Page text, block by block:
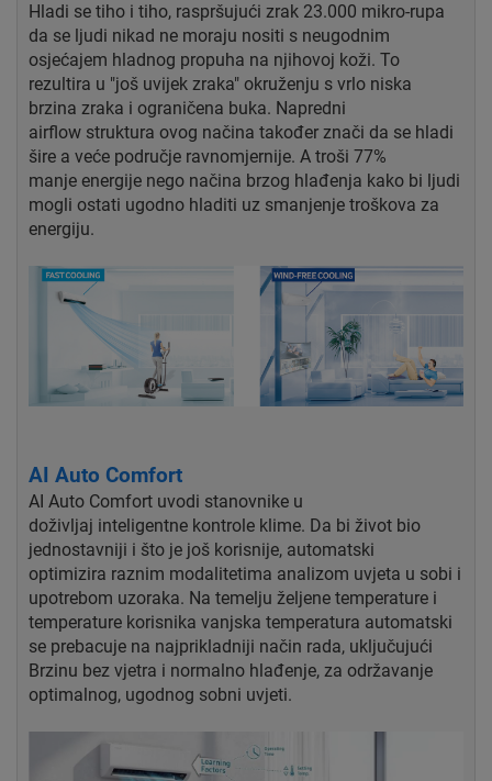
Hladi se tiho i tiho, raspršujući zrak 23.000 mikro-rupa
da se ljudi nikad ne moraju nositi s neugodnim
osjećajem hladnog propuha na njihovoj koži. To
rezultira u "još uvijek zraka" okruženju s vrlo niska
brzina zraka i ograničena buka. Napredni
airflow struktura ovog načina također znači da se hladi
šire a veće područje ravnomjernije. A troši 77%
manje energije nego načina brzog hlađenja kako bi ljudi
mogli ostati ugodno hladiti uz smanjenje troškova za
energiju.
AI Auto Comfort
AI Auto Comfort uvodi stanovnike u
doživljaj inteligentne kontrole klime. Da bi život bio
jednostavniji i što je još korisnije, automatski
optimizira raznim modalitetima analizom uvjeta u sobi i
upotrebom uzoraka. Na temelju željene temperature i
temperature korisnika vanjska temperatura automatski
se prebacuje na najprikladniji način rada, uključujući
Brzinu bez vjetra i normalno hlađenje, za održavanje
optimalnog, ugodnog sobni uvjeti.